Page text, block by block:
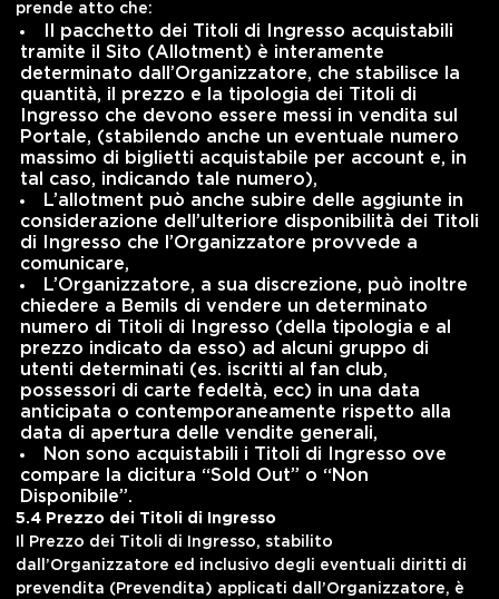
prende atto che:
Il pacchetto dei Titoli di Ingresso acquistabili
tramite il Sito (Allotment) è interamente
determinato dall’Organizzatore, che stabilisce la
quantità, il prezzo e la tipologia dei Titoli di
Ingresso che devono essere messi in vendita sul
Portale, (stabilendo anche un eventuale numero
massimo di biglietti acquistabile per account e, in
tal caso, indicando tale numero),
L’allotment può anche subire delle aggiunte in
considerazione dell’ulteriore disponibilità dei Titoli
di Ingresso che l’Organizzatore provvede a
comunicare,
L’Organizzatore, a sua discrezione, può inoltre
chiedere a Bemils di vendere un determinato
numero di Titoli di Ingresso (della tipologia e al
prezzo indicato da esso) ad alcuni gruppo di
utenti determinati (es. iscritti al fan club,
possessori di carte fedeltà, ecc) in una data
anticipata o contemporaneamente rispetto alla
data di apertura delle vendite generali,
Non sono acquistabili i Titoli di Ingresso ove
compare la dicitura “Sold Out” o “Non
Disponibile”.
5.4 Prezzo dei Titoli di Ingresso
Il Prezzo dei Titoli di Ingresso, stabilito
dall’Organizzatore ed inclusivo degli eventuali diritti di
prevendita (Prevendita) applicati dall’Organizzatore, è